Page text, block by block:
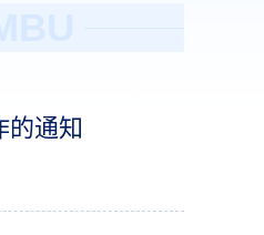
的通知